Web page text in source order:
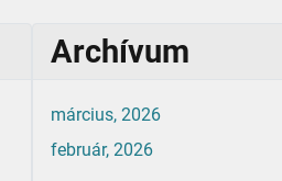
Archívum
március, 2026
február, 2026